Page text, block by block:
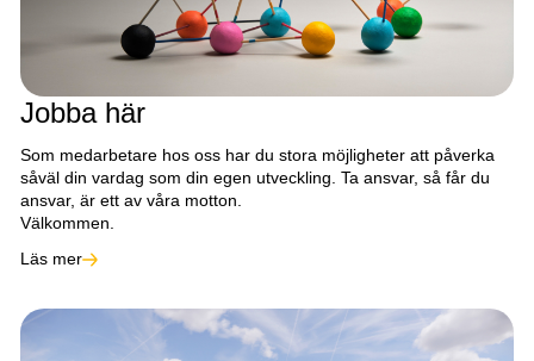
Jobba här
Som medarbetare hos oss har du stora möjligheter att påverka
såväl din vardag som din egen utveckling. Ta ansvar, så får du
ansvar, är ett av våra motton.
Välkommen.
Läs mer